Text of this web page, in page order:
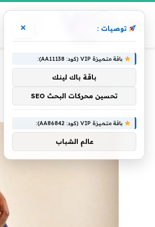
رئيسية
الرئيسية » الأوغندي
الأوغندي
توصيات : ×
باقة متميزة VIP (كود: AA11138):
باقة باك لينك
تحسين محركات البحث SEO
باقة متميزة VIP (كود: AA86842):
عالم الشباب